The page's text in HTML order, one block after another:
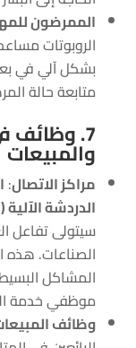
الممرضون
الروبوتات
بشكل آلي في
متابعة حالة
7. وظائف
والمبيعات
مراكز الاتصال:
الدردشة الآلية (Chatbots)
سيتولى تفاعل
الصناعات. هذه
المشاكل
موظفي خدمة
وظائف